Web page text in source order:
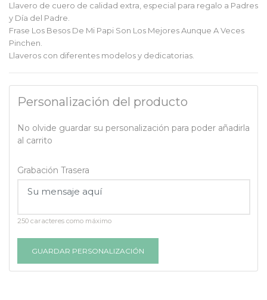
Llavero de cuero de calidad extra, especial para regalo a Padres
y Día del Padre.
Frase Los Besos De Mi Papi Son Los Mejores Aunque A Veces
Pinchen.
Llaveros con diferentes modelos y dedicatorias.
Personalización del producto
No olvide guardar su personalización para poder añadirla
al carrito
Grabación Trasera
250 caracteres como máximo
GUARDAR PERSONALIZACIÓN